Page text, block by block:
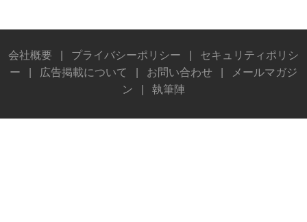
会社概要 プライバシーポリシー
セキュリティポリシ
ー
広告掲載について お問い合わせ
メールマガジ
ン
執筆陣